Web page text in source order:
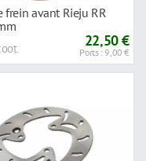
frein avant Rieju RR
22,50 €
Ports : 9,00 €